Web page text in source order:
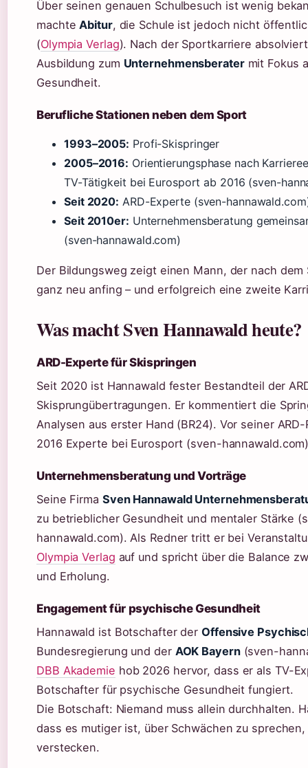
Über seinen genauen Schulbesuch ist wenig
machteAbitur, die Schule ist jedoch nicht
(Olympia Verlag). Nach der Sportkarriere
Ausbildung zum Unternehmensberatermit Fokus
Gesundheit.
Berufliche Stationen neben dem Sport
1993–2005: Profi-Skispringer
2005–2016: Orientierungsphase nach
TV-Tätigkeit bei Eurosport ab 2016 (sven-
Seit 2020: ARD-Experte (sven-
Seit 2010er: Unternehmensberatung
(sven-hannawald.com)
Der Bildungsweg zeigt einen Mann, der nach
ganz neu anfing – und erfolgreich eine zweite
Was macht Sven Hannawald heute?
ARD-Experte für Skispringen
Seit 2020 ist Hannawald fester Bestandteil der
Skisprungübertragungen. Er kommentiert die
Analysen aus erster Hand (BR24). Vor seiner
2016 Experte bei Eurosport (sven-
Unternehmensberatung und Vorträge
Seine Firma Sven Hannawald
zu betrieblicher Gesundheit und mentaler Stärke
hannawald.com). Als Redner tritt er bei
Olympia Verlag auf und spricht über die Balance
und Erholung.
Engagement für psychische Gesundheit
Hannawald ist Botschafter der Offensive
Bundesregierung und der AOK Bayern(sven-
DBB Akademie hob 2026 hervor, dass er als TV-
Botschafter für psychische Gesundheit fungiert.
Die Botschaft: Niemand muss allein durchhalten.
dass es mutiger ist, über Schwächen zu
verstecken.